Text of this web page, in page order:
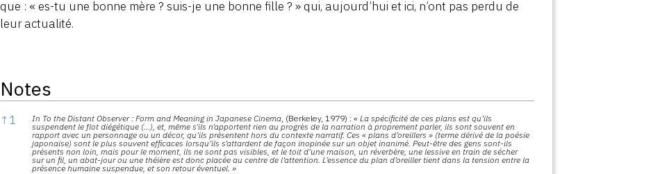
que : « es-tu une bonne mère ? suis-je une bonne fille ? » qui, aujourd’hui et ici, n’ont pas perdu de
leur actualité.
Notes
Notes
↑ 1 In To the Distant Observer : Form and Meaning in Japanese Cinema , (Berkeley, 1979) :« La spécificité de ces plans est qu’ils
suspendent le flot diégétique (…), et, même s’ils n’apportent rien au progrès de la narration à proprement parler, ils sont souvent en
rapport avec un personnage ou un décor, qu’ils présentent hors du contexte narratif. Ces « plans d’oreillers » (terme dérivé de la poésie
japonaise) sont le plus souvent efficaces lorsqu’ils s’attardent de façon inopinée sur un objet inanimé. Peut-être des gens sont-ils
présents non loin, mais pour le moment, ils ne sont pas visibles, et le toit d’une maison, un réverbère, une lessive en train de sécher
sur un fil, un abat-jour ou une théière est donc placée au centre de l’attention. L’essence du plan d’oreiller tient dans la tension entre la
présence humaine suspendue, et son retour éventuel. »